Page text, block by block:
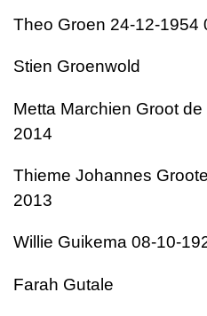
Theo Groen 24-12-1954
Stien Groenwold
Metta Marchien Groot
2014
Thieme Johannes
2013
Willie Guikema 08-10-
Farah Gutale